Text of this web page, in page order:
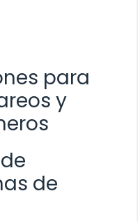
para
y
de